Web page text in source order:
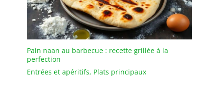
résistant à l'usure et à la
chaleur pour garantir
qu'il ne se fissurera pas
lors d'une utilisation à
long terme. FACILE À
NETTOYER: Petits bol
tremper réutilisables, ne
Pain naan au barbecue : recette grillée à la
perfection
Entrées et apéritifs, Plats principaux